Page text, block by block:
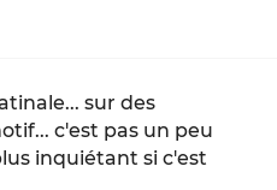
sur des
c'est pas un peu
inquiétant si c'est